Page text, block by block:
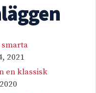
2021
en klassisk